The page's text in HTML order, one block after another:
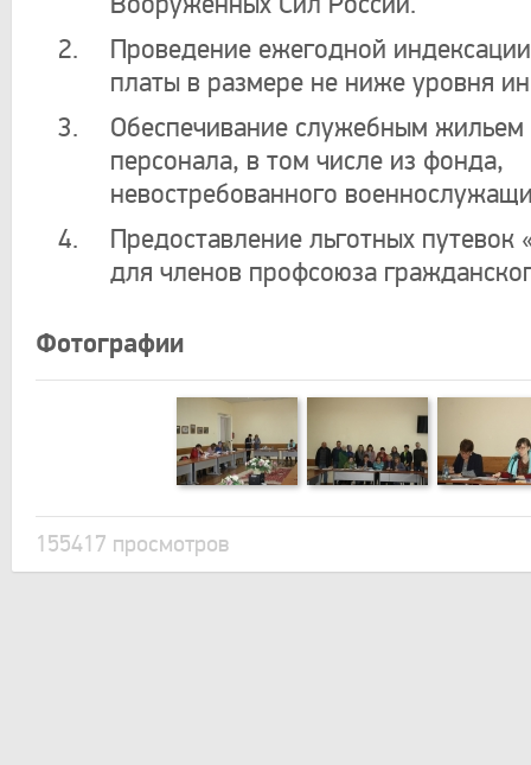
Проведение ежегодной
платы в размере не ниже уровня
Обеспечивание служебным жильем
персонала, в том числе из фонда,
невостребованного
Предоставление льготных путевок
для членов профсоюза
Фотографии
155417 просмотров